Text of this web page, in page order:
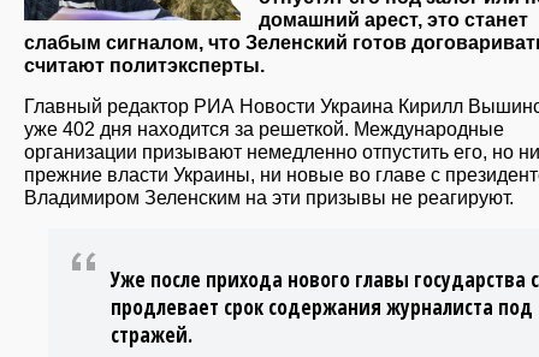
домашний арест, это станет
слабым сигналом, что Зеленский готов
считают политэксперты.
Главный редактор РИА Новости Украина Кирилл
уже 402 дня находится за решеткой. Международные
организации призывают немедленно отпустить его, но ни
прежние власти Украины, ни новые во главе с
Владимиром Зеленским на эти призывы не реагируют.
Уже после прихода нового главы государства
продлевает срок содержания журналиста под
стражей.